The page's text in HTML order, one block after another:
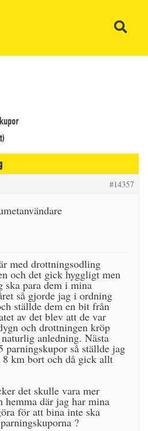
#14357
med drottningsodling
och det gick hyggligt men
ska para dem i mina
så gjorde jag i ordning
ställde dem en bit från
av det blev att de var
och drottningen kröp
anledning. Nästa
parningskupor så ställde jag
8 km bort och då gick allt
det skulle vara mer
hemma där jag har mina
för att bina inte ska
?